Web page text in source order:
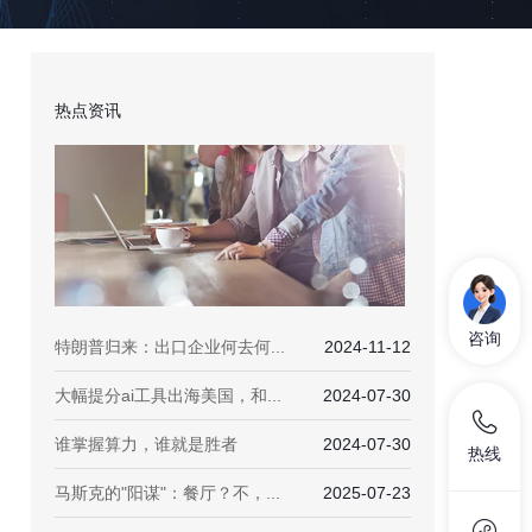
热点资讯
特朗普归来：出口企业何去何... 2024-11-12
大幅提分ai工具出海美国，和... 2024-07-30
谁掌握算力，谁就是胜者 2024-07-30
马斯克的"阳谋"：餐厅？不，... 2025-07-23
咨询
热线